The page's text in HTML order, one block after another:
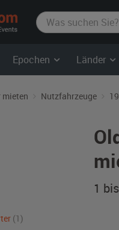
film-
autos.com
Epochen Länder
mieten Nutzfahrzeuge
1
(1)